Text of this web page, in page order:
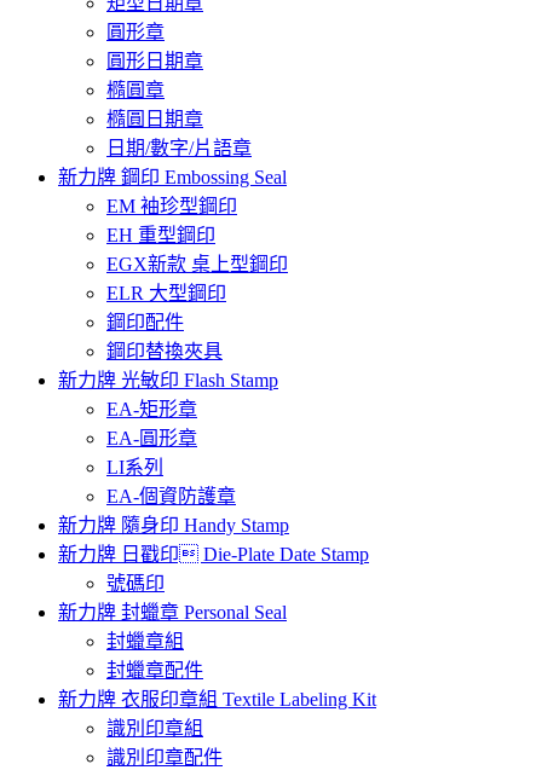
圓形章
圓形日期章
橢圓章
橢圓日期章
日期/數字/片語章
新力牌 鋼印 Embossing Seal
EM 袖珍型鋼印
EH 重型鋼印
EGX新款 桌上型鋼印
ELR 大型鋼印
鋼印配件
鋼印替換夾具
新力牌 光敏印 Flash Stamp
EA-矩形章
EA-圓形章
LI系列
EA-個資防護章
新力牌 隨身印 Handy Stamp
新力牌 日戳印 Die-Plate Date Stamp
號碼印
新力牌 封蠟章 Personal Seal
封蠟章組
封蠟章配件
新力牌 衣服印章組 Textile Labeling Kit
識別印章組
識別印章配件